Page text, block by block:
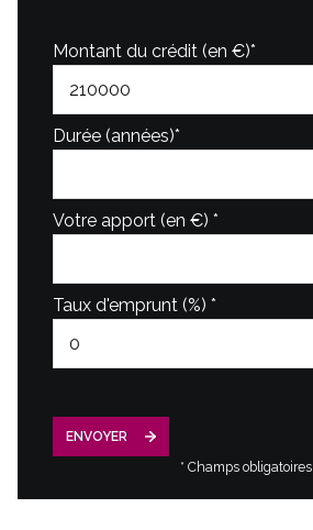
Montant du crédit (en €)*
Durée (années)*
Votre apport (en €) *
Taux d'emprunt (%) *
ENVOYER
* Champs obligatoires